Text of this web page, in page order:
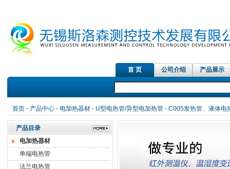
首 页 公司介绍 产品展示
首页- 产品中心- 电加热器材- U型电热管/异型电加热管- C005发热管、液体电
产品目录
电加热器材
单端电热管
法兰电热管